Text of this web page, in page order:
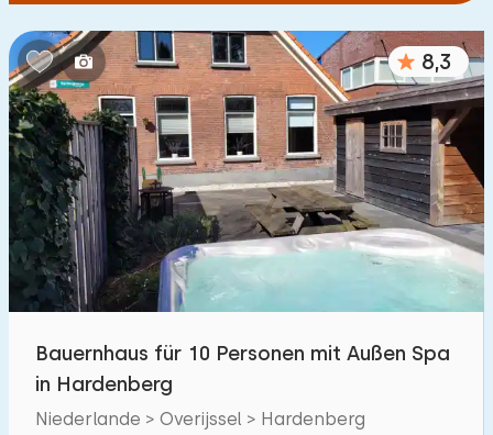
Zum Wasser (max. km):
1 2 5 10 20
Zu öffentlichen Verkehrsmitteln(max. km):
0,2 0,5 1 2 5
Unterkunft
Im Ferienpark
Einfamilienhaus
8,3
Bauernhaus für 10 Personen mit Außen Spa
in Hardenberg
Niederlande > Overijssel > Hardenberg